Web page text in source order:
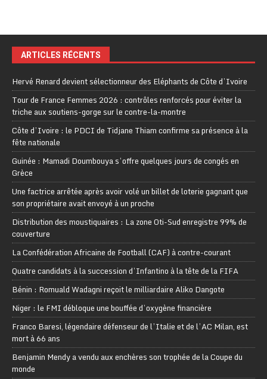
ARTICLES RÉCENTS
Hervé Renard devient sélectionneur des Eléphants de Côte d’Ivoire
Tour de France Femmes 2026 : contrôles renforcés pour éviter la
triche aux soutiens-gorge sur le contre-la-montre
Côte d’Ivoire : le PDCI de Tidjane Thiam confirme sa présence à la
fête nationale
Guinée : Mamadi Doumbouya s’offre quelques jours de congés en
Grèce
Une factrice arrêtée après avoir volé un billet de loterie gagnant que
son propriétaire avait envoyé à un proche
Distribution des moustiquaires : La zone Oti-Sud enregistre 99% de
couverture
La Confédération Africaine de Football (CAF) à contre-courant
Quatre candidats à la succession d’Infantino à la tête de la FIFA
Bénin : Romuald Wadagni reçoit le milliardaire Aliko Dangote
Niger : le FMI débloque une bouffée d’oxygène financière
Franco Baresi, légendaire défenseur de l’Italie et de l’AC Milan, est
mort à 66 ans
Benjamin Mendy a vendu aux enchères son trophée de la Coupe du
monde